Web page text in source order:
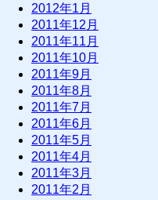
2012年1月
2011年12月
2011年11月
2011年10月
2011年9月
2011年8月
2011年7月
2011年6月
2011年5月
2011年4月
2011年3月
2011年2月